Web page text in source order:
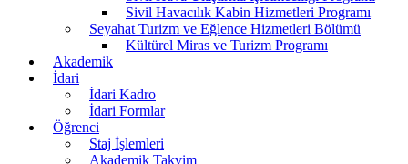
Sivil Havacılık Kabin Hizmetleri Programı
Seyahat Turizm ve Eğlence Hizmetleri Bölümü
Kültürel Miras ve Turizm Programı
Akademik
İdari
İdari Kadro
İdari Formlar
Öğrenci
Staj İşlemleri
Akademik Takvim